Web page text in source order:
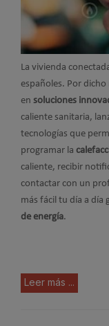
La vivienda
españoles. Por
en soluciones
caliente sanitaria,
tecnologías que
programar la
caliente, recibir
contactar con un
más fácil tu día a
de energía.
Leer más ...